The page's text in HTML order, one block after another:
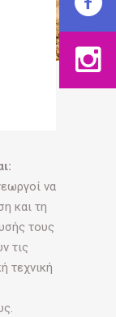
να
και τη
τους
τις
τεχνική